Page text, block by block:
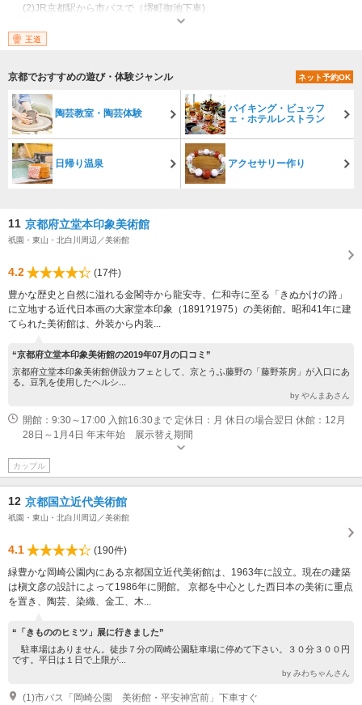
(2)JR京都駅から市バスで（堺町御池下車)
開館：10:00～19:30 入場は19時まで 休館：月 12／28～1／3 （祝日は翌
日）
王道
京都でおすすめの遊び・体験ジャンル ネット予約OK
陶芸教室・陶芸体験
バイキング・ビュッフ
ェ・ホテルレストラン
日帰り温泉 アクセサリー作り
11 京都府立堂本印象美術館
祇園・東山・北白川周辺／美術館
4.2
(17件)
豊かな歴史と自然に溢れる金閣寺から龍安寺、仁和寺に至る「きぬかけの路」
に立地する近代日本画の大家堂本印象（1891?1975）の美術館。昭和41年に建
てられた美術館は、外装から内装...
“京都府立堂本印象美術館の2019年07月の口コミ”
京都府立堂本印象美術館併設カフェとして、京とうふ藤野の「藤野茶房」が入口にあ
る。豆乳を使用したヘルシ...
by やんまあさん
開館：9:30～17:00 入館16:30まで 定休日：月 休日の場合翌日 休館：12月
28日～1月4日 年末年始 展示替え期間
カップル
12 京都国立近代美術館
祇園・東山・北白川周辺／美術館
4.1
(190件)
緑豊かな岡崎公園内にある京都国立近代美術館は、1963年に設立。現在の建築
は槇文彦の設計によって1986年に開館。 京都を中心とした西日本の美術に重点
を置き、陶芸、染織、金工、木...
“「きもののヒミツ」展に行きました”
駐車場はありません。徒歩７分の岡崎公園駐車場に停めて下さい。３０分３００円
です。平日は１日で上限が...
by みわちゃんさん
(1)市バス「岡崎公園 美術館・平安神宮前」下車すぐ